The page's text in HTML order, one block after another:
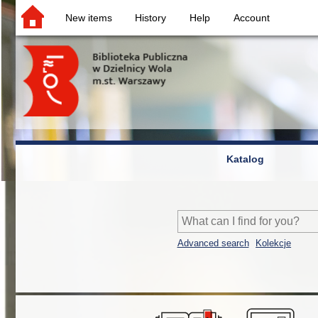
New items History Help Account
Katalog
Advanced search Kolekcje